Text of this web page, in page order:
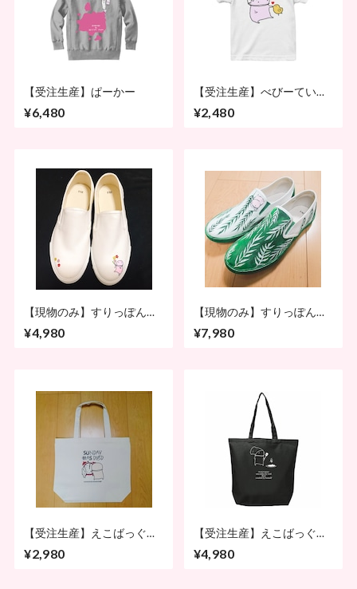
【受注生産】ぱーかー
¥6,480
【受注生産】べびーていち
¥2,480
【現物のみ】すりっぽん
¥4,980
【現物のみ】すりっぽん
¥7,980
【受注生産】えこばっぐ
¥2,980
【受注生産】えこばっぐＬ
¥4,980